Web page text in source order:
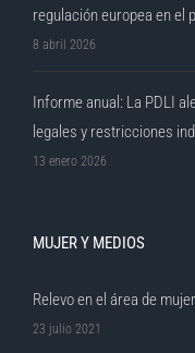
regulación europea en el
8 abril 2026
Informe anual: La PDLI
legales y restricciones
13 enero 2026
MUJER Y MEDIOS
Relevo en el área de
23 julio 2021